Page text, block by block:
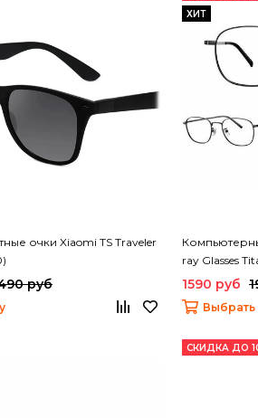
очки Xiaomi TS Traveler
руб
ХИТ
ray Glasses
(HMJ06LM)
1590 руб
Выбрать
СКИДКА ДО